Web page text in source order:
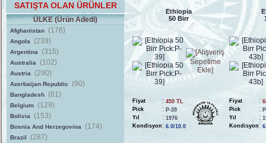
SATIŞTA OLAN ÜRÜNLER
ÜLKE (Ürün Adedi)
Afghanistan (176)
Angola (239)
Argentina (315)
Australia (102)
Austria (290)
Azerbaijan Republic (90)
Bangladesh (81)
Belgium (129)
Bolivia (153)
Bosnia And Herzegovina (174)
Brazil (287)
Ethiopia
50 Birr
Fiyat : 450 TL
Pick
: P-39
Yıl
: 1976
Kondisyon : 6.0/10.0
Fiyat :
Pick
:
Yıl
:
Kondisyon :